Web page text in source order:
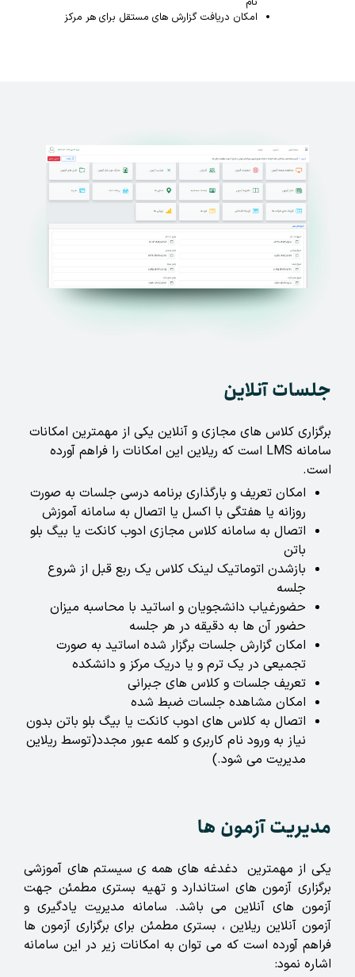
امکان دریافت گزارش های مستقل برای هر مرکز
جلسات آنلاین
برگزاری کلاس های مجازی و آنلاین یکی از مهمترین امکانات
سامانه LMS است که ریلاین این امکانات را فراهم آورده
است.
امکان تعریف و بارگذاری برنامه درسی جلسات به صورت
روزانه یا هفتگی با اکسل یا اتصال به سامانه آموزش
اتصال به سامانه کلاس مجازی ادوب کانکت یا بیگ بلو
باتن
بازشدن اتوماتیک لینک کلاس یک ربع قبل از شروع
جلسه
حضورغیاب دانشجویان و اساتید با محاسبه میزان
حضور آن ها به دقیقه در هر جلسه
امکان گزارش جلسات برگزار شده اساتید به صورت
تجمیعی در یک ترم و یا دریک مرکز و دانشکده
تعریف جلسات و کلاس های جبرانی
امکان مشاهده جلسات ضبط شده
اتصال به کلاس های ادوب کانکت یا بیگ بلو باتن بدون
نیاز به ورود نام کاربری و کلمه عبور مجدد(توسط ریلاین
مدیریت می شود.)
مدیریت آزمون ها
یکی از مهمترین دغدغه های همه ی سیستم های آموزشی
برگزاری آزمون های استاندارد و تهیه بستری مطمئن جهت
آزمون های آنلاین می باشد. سامانه مدیریت یادگیری و
آزمون آنلاین ریلاین ، بستری مطمئن برای برگزاری آزمون ها
فراهم آورده است که می توان به امکانات زیر در این سامانه
اشاره نمود: